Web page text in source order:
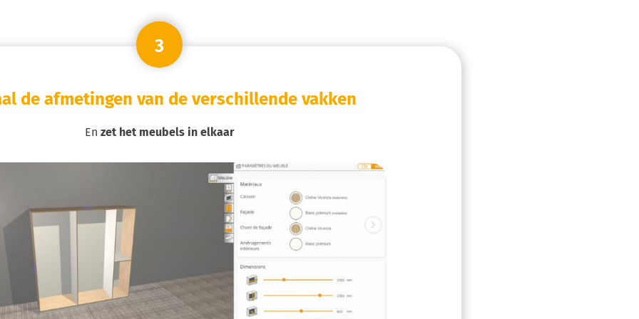
3
de afmetingen van de verschillende vakken
Enzet het meubels in elkaar